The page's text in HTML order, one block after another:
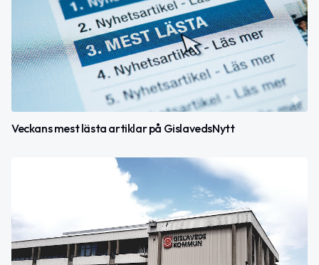
Veckans mest lästa artiklar på GislavedsNytt